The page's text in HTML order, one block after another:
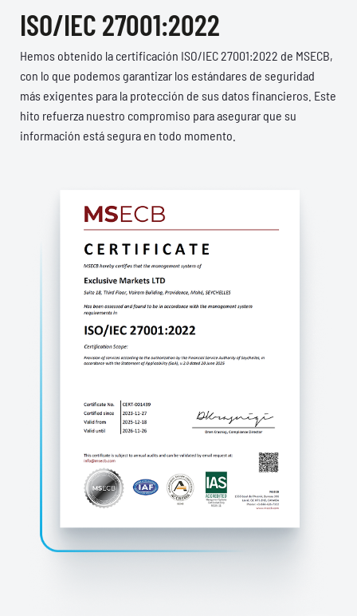
ISO/IEC 27001:2022
Hemos obtenido la certificación ISO/IEC 27001:2022 de MSECB,
con lo que podemos garantizar los estándares de seguridad
más exigentes para la protección de sus datos financieros. Este
hito refuerza nuestro compromiso para asegurar que su
información está segura en todo momento.